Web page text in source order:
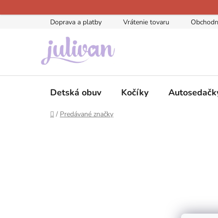
na
Doprava a platby Vrátenie tovaru
Detská obuv Kočíky
Domov
/ Predávané značky